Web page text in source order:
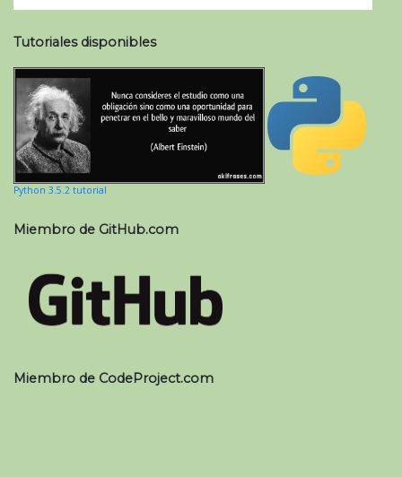
Tutoriales disponibles
Python 3.5.2 tutorial
Miembro de GitHub.com
Miembro de CodeProject.com